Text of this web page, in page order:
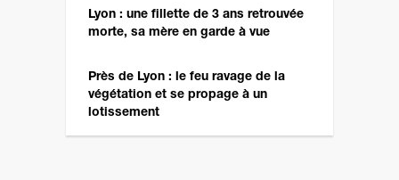
Lyon : une fillette de 3 ans retrouvée
morte, sa mère en garde à vue
Près de Lyon : le feu ravage de la
végétation et se propage à un
lotissement